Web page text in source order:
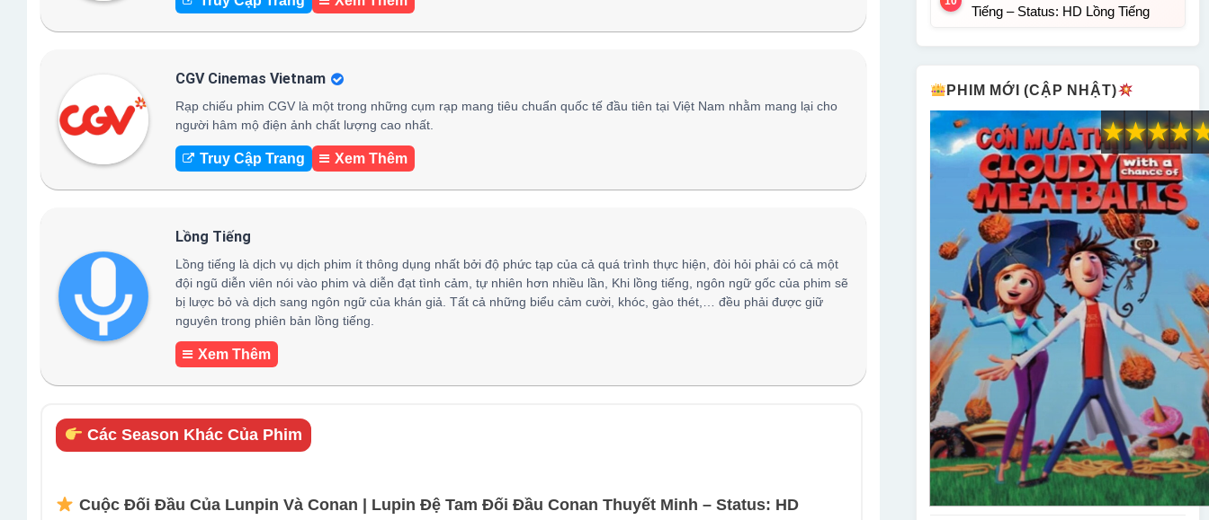
CGV Cinemas Vietnam
Rạp chiếu phim CGV là một trong những cụm rạp mang tiêu chuẩn quốc tế đầu tiên tại Việt Nam nhằm mang lại cho
người hâm mộ điện ảnh chất lượng cao nhất.
Truy Cập Trang Xem Thêm
Lồng Tiếng
Lồng tiếng là dịch vụ dịch phim ít thông dụng nhất bởi độ phức tạp của cả quá trình thực hiện, đòi hỏi phải có cả một
đội ngũ diễn viên nói vào phim và diễn đạt tình cảm, tự nhiên hơn nhiều lần, Khi lồng tiếng, ngôn ngữ gốc của phim sẽ
bị lược bỏ và dịch sang ngôn ngữ của khán giả. Tất cả những biểu cảm cười, khóc, gào thét,… đều phải được giữ
nguyên trong phiên bản lồng tiếng.
Xem Thêm
Các Season Khác Của Phim
Cuộc Đối Đầu Của Lunpin Và Conan | Lupin Đệ Tam Đối Đầu Conan Thuyết Minh – Status: HD
Tiếng – Status: HD Lồng Tiếng
PHIM MỚI (CẬP NHẬT)
★
★
★
★